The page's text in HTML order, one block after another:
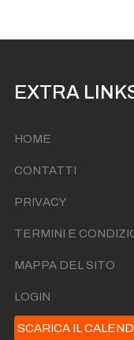
EXTRA
HOME
CONTATTI
PRIVACY
TERMINI E
MAPPA DEL SITO
LOGIN
SCARICA IL